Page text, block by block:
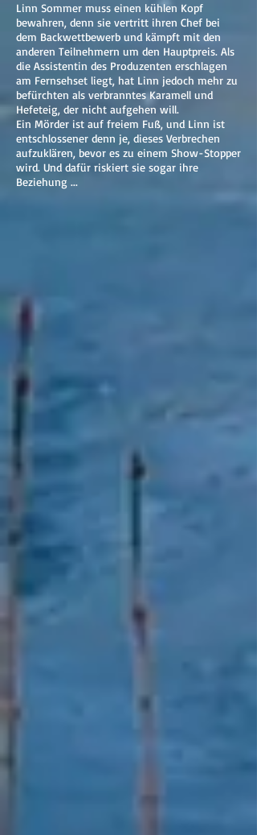
Linn Sommer muss einen kühlen Kopf
bewahren, denn sie vertritt ihren Chef bei
dem Backwettbewerb und kämpft mit den
anderen Teilnehmern um den Hauptpreis. Als
die Assistentin des Produzenten erschlagen
am Fernsehset liegt, hat Linn jedoch mehr zu
befürchten als verbranntes Karamell und
Hefeteig, der nicht aufgehen will.
Ein Mörder ist auf freiem Fuß, und Linn ist
entschlossener denn je, dieses Verbrechen
aufzuklären, bevor es zu einem Show-Stopper
wird. Und dafür riskiert sie sogar ihre
Beziehung ...